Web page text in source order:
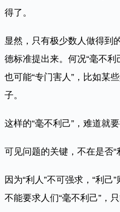
得了。
显然，只有极少数人做得到
德标准提出来。何况“毫不利
也可能“专门害人”，比如某
子。
这样的“毫不利己”，难道就
可见问题的关键，不在是否“
因为“利人”不可强求，“利
不能要求人们“毫不利己”，